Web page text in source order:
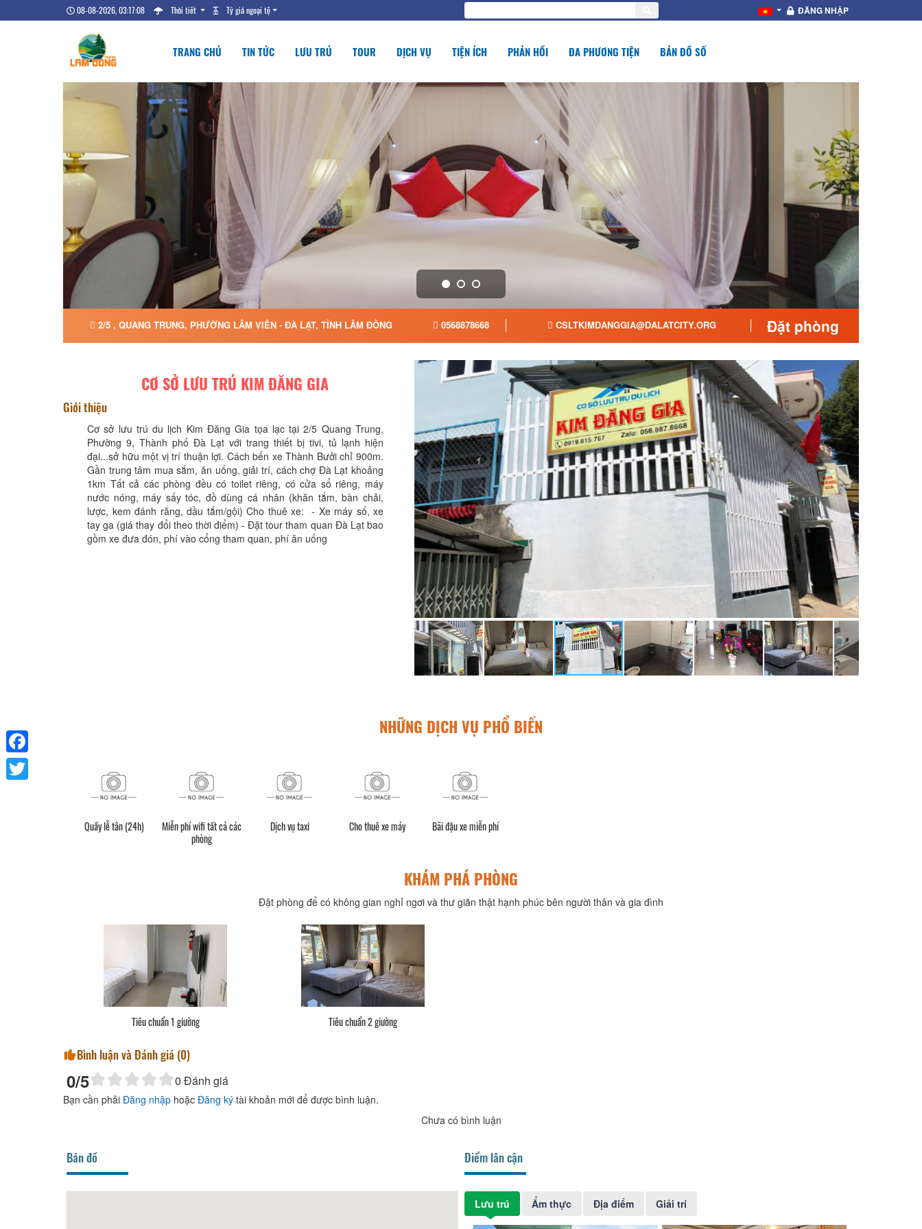
08-08-2026, 03:17:09 Thời tiết Tỷ giá ngoại tệ ĐĂNG NHẬP
TRANG CHỦ TIN TỨC LƯU TRÚ TOUR DỊCH VỤ TIỆN ÍCH PHẢN HỒI ĐA PHƯƠNG TIỆN BẢN ĐỒ SỐ
2/5 , QUANG TRUNG, PHƯỜNG LÂM VIÊN - ĐÀ LẠT, TỈNH LÂM ĐỒNG 0568878668 CSLTKIMDANGGIA@DALATCITY.ORG Đặt phòng
CƠ SỞ LƯU TRÚ KIM ĐĂNG GIA
Giới thiệu
Cơ sở lưu trú du lịch Kim Đăng Gia tọa lạc tại 2/5 Quang Trung,
Phường 9, Thành phố Đà Lạt với trang thiết bị tivi, tủ lạnh hiện
đại...sở hữu một vị trí thuận lợi. Cách bến xe Thành Bưởi chỉ 900m.
Gần trung tâm mua sắm, ăn uống, giải trí, cách chợ Đà Lạt khoảng
1km Tất cả các phòng đều có toilet riêng, có cửa sổ riêng, máy
nước nóng, máy sấy tóc, đồ dùng cá nhân (khăn tắm, bàn chải,
lược, kem đánh răng, dầu tắm/gội) Cho thuê xe: - Xe máy số, xe
tay ga (giá thay đổi theo thời điểm) - Đặt tour tham quan Đà Lạt bao
gồm xe đưa đón, phí vào cổng tham quan, phí ăn uống
NHỮNG DỊCH VỤ PHỔ BIẾN
Quầy lễ tân (24h)
Miễn phí wifi tất cả các
phòng
Dịch vụ taxi Cho thuê xe máy Bãi đậu xe miễn phí
KHÁM PHÁ PHÒNG
Đặt phòng để có không gian nghỉ ngơi và thư giãn thật hạnh phúc bên người thân và gia đình
Tiêu chuẩn 1 giường Tiêu chuẩn 2 giường
Bình luận và Đánh giá (0)
0/5 0 Đánh giá
Bạn cần phải Đăng nhập hoặc Đăng ký tài khoản mới để được bình luận.
Chưa có bình luận
Bản đồ Điểm lân cận
Lưu trú Ẩm thực Địa điểm Giải trí
Facebook